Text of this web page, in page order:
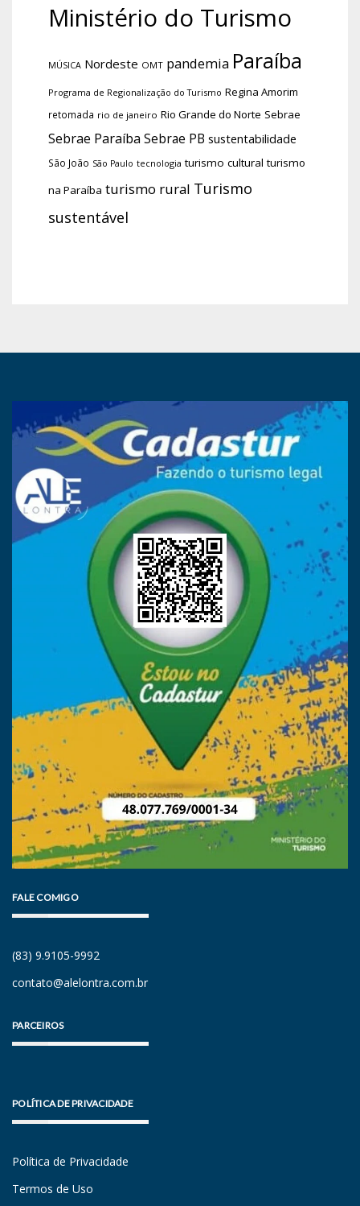
Ministério do Turismo
MÚSICA Nordeste OMT pandemia Paraíba
Programa de Regionalização do Turismo Regina Amorim
retomada rio de janeiro Rio Grande do Norte Sebrae
Sebrae Paraíba Sebrae PB sustentabilidade
São João São Paulo tecnologia turismo cultural turismo
na Paraíba turismo rural Turismo
sustentável
FALE COMIGO
(83) 9.9105-9992
contato@alelontra.com.br
PARCEIROS
POLÍTICA DE PRIVACIDADE
Política de Privacidade
Termos de Uso